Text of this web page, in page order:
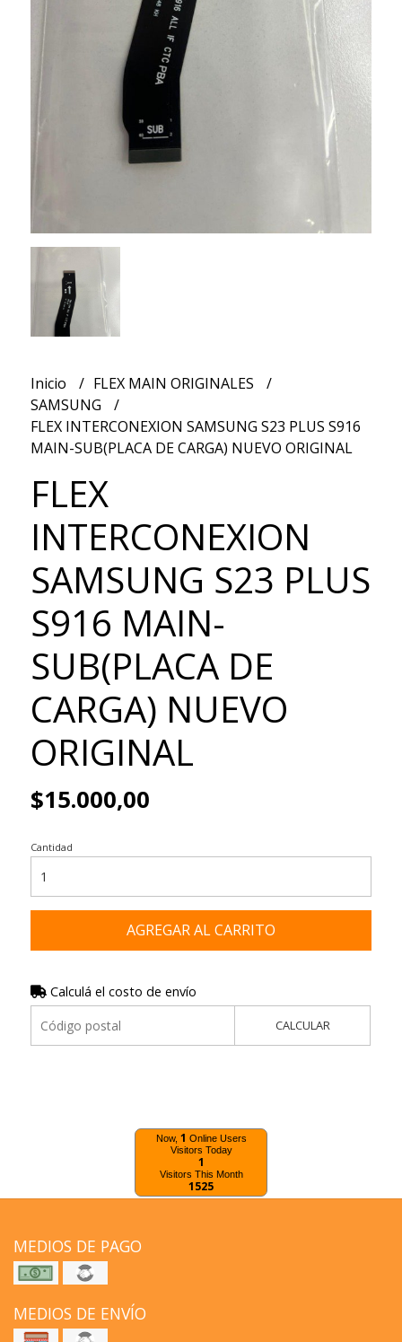
Inicio
FLEX MAIN ORIGINALES
SAMSUNG
FLEX INTERCONEXION SAMSUNG S23 PLUS S916
MAIN-SUB(PLACA DE CARGA) NUEVO ORIGINAL
FLEX
INTERCONEXION
SAMSUNG S23 PLUS
S916 MAIN-
SUB(PLACA DE
CARGA) NUEVO
ORIGINAL
$15.000,00
Cantidad
AGREGAR AL CARRITO
Calculá el costo de envío
CALCULAR
Now, 1 Online Users
Visitors Today
1
Visitors This Month
1525
MEDIOS DE PAGO
MEDIOS DE ENVÍO